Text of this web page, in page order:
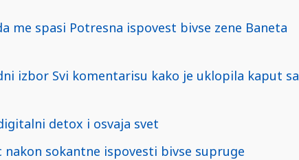
me spasi Potresna ispovest bivse zene Baneta
izbor Svi komentarisu kako je uklopila kaput sa
detox i osvaja svet
nakon sokantne ispovesti bivse supruge